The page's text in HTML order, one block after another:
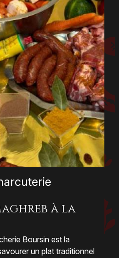
qualité. Ce assortiment
conviviaux, qui allient
de préparation.
à la
Boursin est la
un plat traditionnel